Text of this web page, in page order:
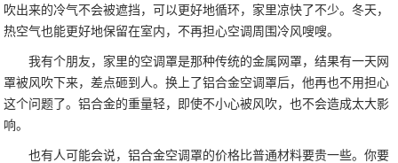
吹出来的冷气不会被遮挡，可以更好地循环，家里凉快了不少。冬天，
热空气也能更好地保留在室内，不再担心空调周围冷风嗖嗖。
我有个朋友，家里的空调罩是那种传统的金属网罩，结果有一天网
罩被风吹下来，差点砸到人。换上了铝合金空调罩后，他再也不用担心
这个问题了。铝合金的重量轻，即使不小心被风吹，也不会造成太大影
响。
也有人可能会说，铝合金空调罩的价格比普通材料要贵一些。你要